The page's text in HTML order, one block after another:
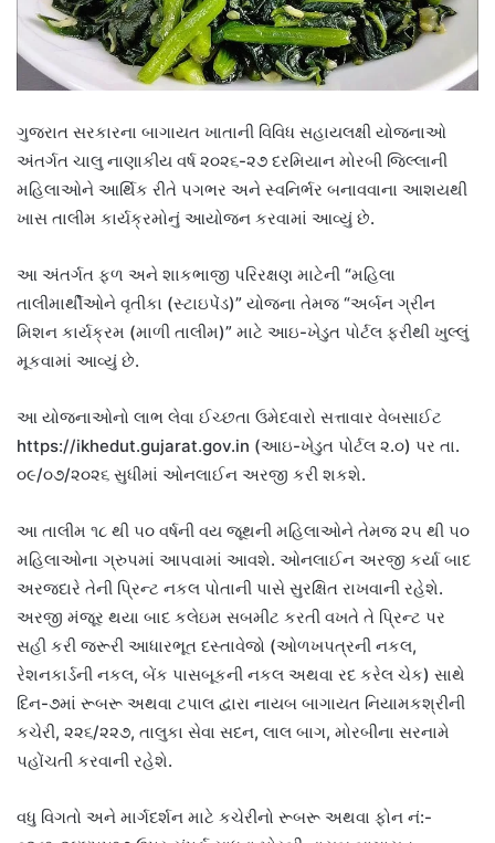
ગુજરાત સરકારના બાગાયત ખાતાની વિવિધ સહાયલક્ષી યોજનાઓ
અંતર્ગત ચાલુ નાણાકીય વર્ષ ૨૦૨૬-૨૭ દરમિયાન મોરબી જિલ્લાની
મહિલાઓને આર્થિક રીતે પગભર અને સ્વનિર્ભર બનાવવાના આશયથી
ખાસ તાલીમ કાર્યક્રમોનું આયોજન કરવામાં આવ્યું છે.
આ અંતર્ગત ફળ અને શાકભાજી પરિરક્ષણ માટેની “મહિલા
તાલીમાર્થીઓને વૃતીકા (સ્ટાઇપેંડ)” યોજના તેમજ “અર્બન ગ્રીન
મિશન કાર્યક્રમ (માળી તાલીમ)” માટે આઇ-ખેડુત પોર્ટલ ફરીથી ખુલ્લું
મૂકવામાં આવ્યું છે.
આ યોજનાઓનો લાભ લેવા ઈચ્છતા ઉમેદવારો સત્તાવાર વેબસાઈટ
https://ikhedut.gujarat.gov.in (આઇ-ખેડુત પોર્ટલ ૨.૦) પર તા.
૦૯/૦૭/૨૦૨૬ સુધીમાં ઓનલાઈન અરજી કરી શકશે.
આ તાલીમ ૧૮ થી ૫૦ વર્ષની વય જૂથની મહિલાઓને તેમજ ૨૫ થી ૫૦
મહિલાઓના ગ્રુપમાં આપવામાં આવશે. ઓનલાઈન અરજી કર્યા બાદ
અરજદારે તેની પ્રિન્ટ નકલ પોતાની પાસે સુરક્ષિત રાખવાની રહેશે.
અરજી મંજૂર થયા બાદ કલેઇમ સબમીટ કરતી વખતે તે પ્રિન્ટ પર
સહી કરી જરૂરી આધારભૂત દસ્તાવેજો (ઓળખપત્રની નકલ,
રેશનકાર્ડની નકલ, બેંક પાસબૂકની નકલ અથવા રદ કરેલ ચેક) સાથે
દિન-૭માં રૂબરૂ અથવા ટપાલ દ્વારા નાયબ બાગાયત નિયામકશ્રીની
કચેરી, ૨૨૬/૨૨૭, તાલુકા સેવા સદન, લાલ બાગ, મોરબીના સરનામે
પહોંચતી કરવાની રહેશે.
વધુ વિગતો અને માર્ગદર્શન માટે કચેરીનો રૂબરૂ અથવા ફોન નં:-